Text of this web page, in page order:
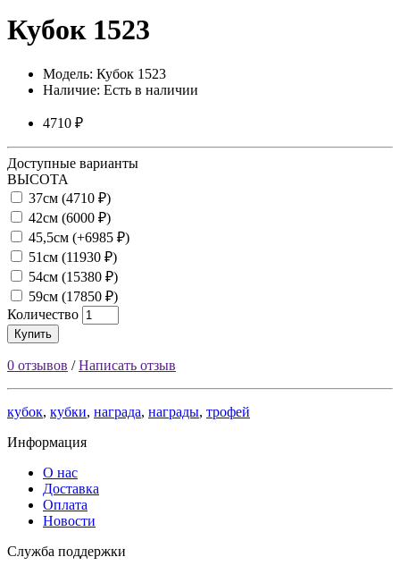
Кубок 1523
Модель: Кубок 1523
Наличие: Есть в наличии
4710 ₽
Доступные варианты
ВЫСОТА
37см (4710 ₽)
42см (6000 ₽)
45,5см (+6985 ₽)
51см (11930 ₽)
54см (15380 ₽)
59см (17850 ₽)
Количество
Купить
0 отзывов /Написать отзыв
кубок, кубки, награда, награды, трофей
Информация
О нас
Доставка
Оплата
Новости
Служба поддержки